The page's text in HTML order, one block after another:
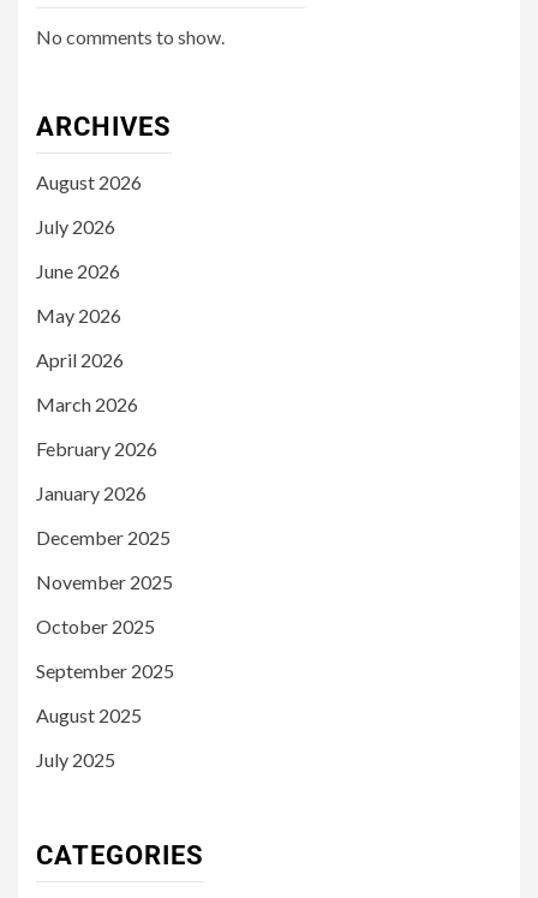
No comments to show.
ARCHIVES
August 2026
July 2026
June 2026
May 2026
April 2026
March 2026
February 2026
January 2026
December 2025
November 2025
October 2025
September 2025
August 2025
July 2025
CATEGORIES